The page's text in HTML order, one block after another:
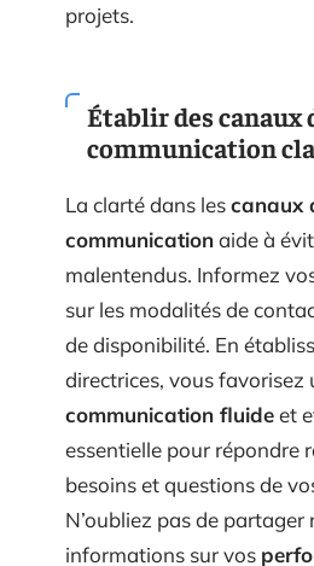
projets.
Établir des canaux
communication
La clarté dans lescanaux
communicationaide à
malentendus. Informez
sur les modalités de
de disponibilité. En
directrices, vous favorisez
communication fluideet
essentielle pour répondre
besoins et questions de
N’oubliez pas de
informations sur vos